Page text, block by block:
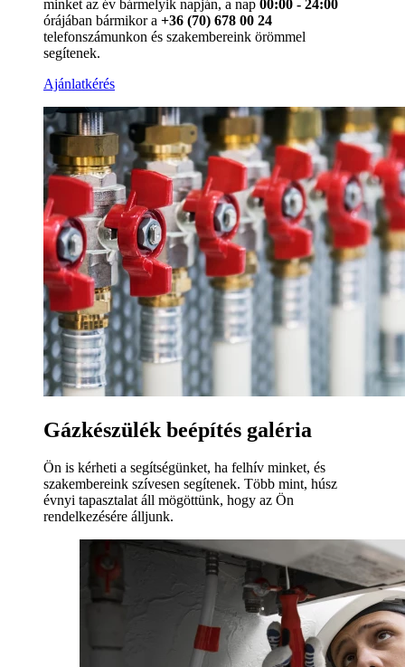
minket az év bármelyik napján, a nap 00:00 - 24:00
órájában bármikor a +36 (70) 678 00 24
telefonszámunkon és szakembereink örömmel
segítenek.
Ajánlatkérés
Gázkészülék beépítés galéria
Ön is kérheti a segítségünket, ha felhív minket, és
szakembereink szívesen segítenek. Több mint, húsz
évnyi tapasztalat áll mögöttünk, hogy az Ön
rendelkezésére álljunk.